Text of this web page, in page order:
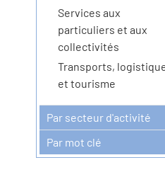
Services aux
particuliers et aux
collectivités
Transports,
et tourisme
Par secteur d'activité
Par mot clé